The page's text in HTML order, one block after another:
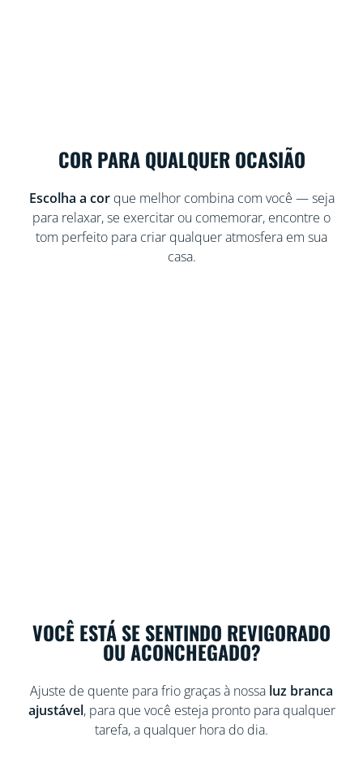
COR PARA QUALQUER OCASIÃO
Escolha a corque melhor combina com você — seja
para relaxar, se exercitar ou comemorar, encontre o
tom perfeito para criar qualquer atmosfera em sua
casa.
VOCÊ ESTÁ SE SENTINDO REVIGORADO
OU ACONCHEGADO?
Ajuste de quente para frio graças à nossa luz branca
ajustável, para que você esteja pronto para qualquer
tarefa, a qualquer hora do dia.